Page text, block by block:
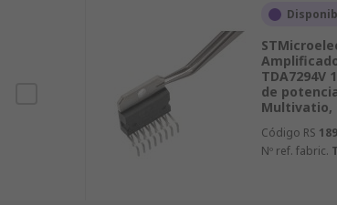
TDA7294V
de
Multivatio,
Código RS
Nº ref. fabric.